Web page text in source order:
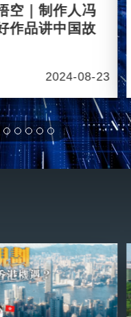
空｜制作人冯
作品讲中国故
2024-08-23